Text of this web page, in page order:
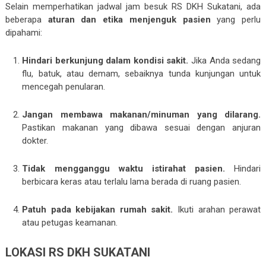
Selain memperhatikan jadwal jam besuk RS DKH Sukatani, ada
beberapa aturan dan etika menjenguk pasien yang perlu
dipahami:
Hindari berkunjung dalam kondisi sakit. Jika Anda sedang
flu, batuk, atau demam, sebaiknya tunda kunjungan untuk
mencegah penularan.
Jangan membawa makanan/minuman yang dilarang.
Pastikan makanan yang dibawa sesuai dengan anjuran
dokter.
Tidak mengganggu waktu istirahat pasien. Hindari
berbicara keras atau terlalu lama berada di ruang pasien.
Patuh pada kebijakan rumah sakit. Ikuti arahan perawat
atau petugas keamanan.
LOKASI RS DKH SUKATANI